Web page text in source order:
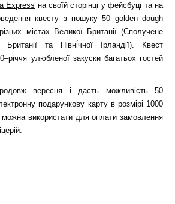
Express на своїй сторінці у фейсбуці та на
квесту з пошуку 50 golden dough
містах Великої Британії (Сполучене
Британії та Півні́чної Ірландії). Квест
улюбленої закуски багатьох гостей
вересня і дасть можливість 50
подарункову карту в розмірі 1000
можна використати для оплати замовлення